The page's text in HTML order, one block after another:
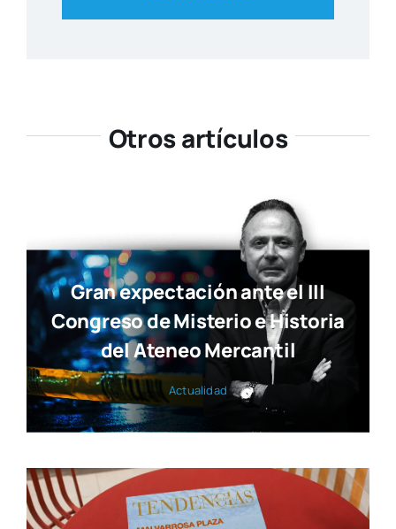
Otros artículos
Gran expectación ante el III
Congreso de Misterio e Historia
del Ateneo Mercantil
Actua­li­dad